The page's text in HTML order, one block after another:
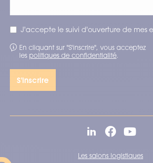
J'accepte le suivi d'ouverture de mes
En cliquant sur "S'inscrire", vous acceptez
les politiques de confidentialité.
Les salons logistiques